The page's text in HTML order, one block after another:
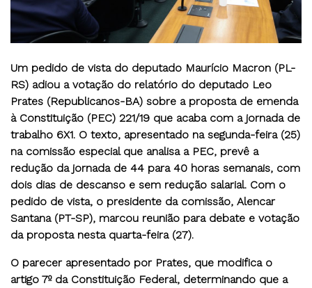
Um pedido de vista do deputado Maurício Macron (PL-
RS) adiou a votação do relatório do deputado Leo
Prates (Republicanos-BA) sobre a proposta de emenda
à Constituição (PEC) 221/19 que acaba com a jornada de
trabalho 6X1. O texto, apresentado na segunda-feira (25)
na comissão especial que analisa a PEC, prevê a
redução da jornada de 44 para 40 horas semanais, com
dois dias de descanso e sem redução salarial. Com o
pedido de vista, o presidente da comissão, Alencar
Santana (PT-SP), marcou reunião para debate e votação
da proposta nesta quarta-feira (27).
O parecer apresentado por Prates, que modifica o
artigo 7º da Constituição Federal, determinando que a